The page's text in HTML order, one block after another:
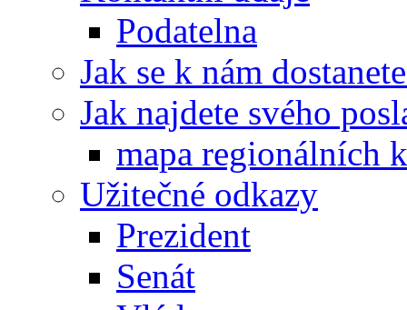
Podatelna
Jak se k nám
Jak najdete svého
mapa regionálních
Užitečné odkazy
Prezident
Senát